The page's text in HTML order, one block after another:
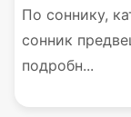
По соннику,
сонник
подробн...